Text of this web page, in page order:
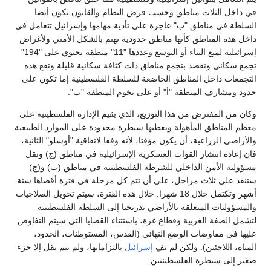
في داخل الثلاث مناطق وحسب فرض النظام والقانون تكون أيضا
السلطة في مناطق "ب" عاجزة على تأدية مهامها وإسرائيل تتعامل في
داخل هذه المناطق كأنها مناطق حدودية تهتم بالشكل الأمني ولأغراض
إسرائيلية لمنع البناء أو التوسع وعددها "11" منطقة تحتوي على "194"
تجمع سكاني ونقصد بتجمع مناطق ذات كثافة سكانية قليلة.وتقع هذه
التجمعات داخل المناطق الخاضعة للسلطة الفلسطينية إما تكون على
حدود ومشارف المنطقة "أ" أو على تخوم المنطقة "ب".
وكان من المفترض من هذا التوزيع، الذي يقيم الإدارة الفلسطينية على
معظم المناطق المأهولة ويعطيها سيطرة محدودة على الموارد الطبيعية
والأراضي الزراعية، أن يكون مؤقتا، لأنه وفقا لاتفاقية "أوسلو" الثانية،
فان إعادة انتشار القوات العسكرية الإسرائيلية في مناطق (ج) ونقل
مسؤولية الأمن الداخلي للشرطة الفلسطينية في مناطق (ب) و(ج)
ستنفذ على ثلاث مراحل، على أن تتم كل مرحلة في فترة أقصاها ستة
أشهر وتكتمل خلال 18 شهرا. خلال هذه الفترة، سيتم تحويل الصلاحيات
والمسؤوليات المتعلقة بالأراضي تدريجيا إلى السلطة الفلسطينية
لتشمل الضفة الغربية وقطاع غزة، باستثناء القضايا التي سيتم التفاوض
عليها في مفاوضات الوضع النهائي (القدس، المستوطنات، الحدود،
المياه، اللاجئين). ولكن لم تفِ إسرائيل بالتزاماتها، ولم يتم نقل إلا جزء
صغير إلى سيطرة الفلسطينيين.